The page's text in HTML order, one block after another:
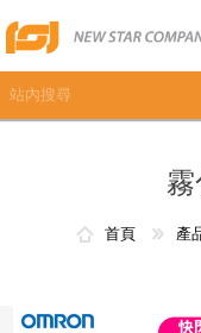
霧
首頁 產